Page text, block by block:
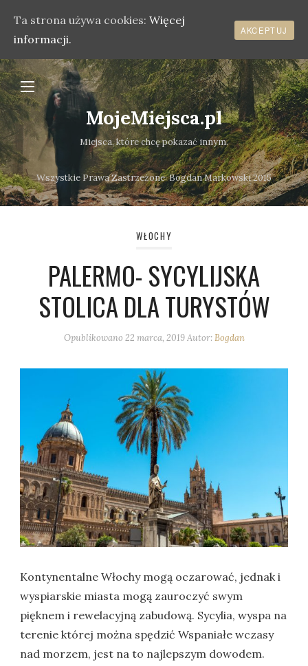
MojeMiejsca.pl
Miejsca, które chcę pokazać innym.
Wszystkie Prawa Zastrzeżone܃ Bogdan Markowski 2015
WŁOCHY
PALERMO- SYCYLIJSKA
STOLICA DLA TURYSTÓW
Opublikowano 22 marca, 2019 Autor:Bogdan
Kontynentalne Włochy mogą oczarować, jednak i
wyspiarskie miasta mogą zauroczyć swym
pięknem i rewelacyjną zabudową. Sycylia, wyspa na
terenie której można spędzić Wspaniałe wczasy
nad morzem, jest na to najlepszym dowodem.
Ta strona używa cookies: Więcej
informacji.
AKCEPTUJ